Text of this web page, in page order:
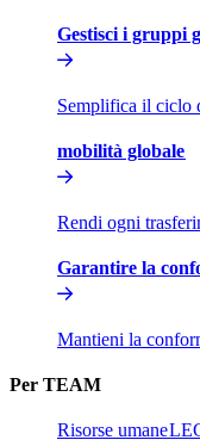
Gestisci i gruppi
Semplifica il ciclo
mobilità globale​​
Rendi ogni
Garantire la
Mantieni la
Per TEAM​​
Risorse umane​​